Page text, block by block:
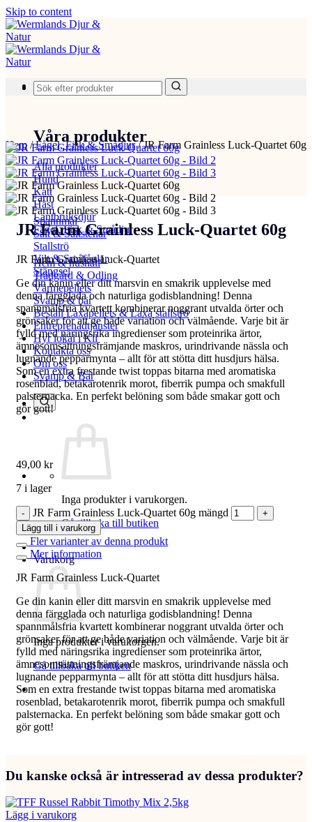
Skip to content
Produkter
Våra produkter
Alla produkter
Hund
Katt
Häst
Lantbruksdjur
Fågel, Fisk & Smådjur
Spannmål
Salt & Saltstenar
Stallströ
Vilt & Småfåglar
Stängsel
Hem & hushåll
Trädgård & Odling
Värmepellets
Svamp & bär
Beställ Laxåpellets & Laxå stallströ
Entreprenadtjänster
Hyr lokal i Kil
Kontakta oss
Om oss
Svamp & Bär
Inga produkter i varukorgen.
Gå tillbaka till butiken
Varukorg
Inga produkter i varukorgen.
Gå tillbaka till butiken
Hem /Fågel, Fisk & Smådjur/JR Farm Grainless Luck-Quartet 60g
JR Farm Grainless Luck-Quartet 60g
JR Farm Grainless Luck-Quartet
Ge din kanin eller ditt marsvin en smakrik upplevelse med
denna färgglada och naturliga godisblandning! Denna
spannmålsfria kvartett kombinerar noggrant utvalda örter och
grönsaker för att ge både variation och välmående. Varje bit är
fylld med näringsrika ingredienser som proteinrika ärtor,
ämnesomsättningsfrämjande maskros, urindrivande nässla och
lugnande pepparmynta – allt för att stötta ditt husdjurs hälsa.
Som en extra frestande twist toppas bitarna med aromatiska
rosenblad, betakarotenrik morot, fiberrik pumpa och smakfull
palsternacka. En perfekt belöning som både smakar gott och
gör gott!
49,00 kr
7 i lager
JR Farm Grainless Luck-Quartet 60g mängd
Lägg till i varukorg
Fler varianter av denna produkt
Mer information
JR Farm Grainless Luck-Quartet
Ge din kanin eller ditt marsvin en smakrik upplevelse med
denna färgglada och naturliga godisblandning! Denna
spannmålsfria kvartett kombinerar noggrant utvalda örter och
grönsaker för att ge både variation och välmående. Varje bit är
fylld med näringsrika ingredienser som proteinrika ärtor,
ämnesomsättningsfrämjande maskros, urindrivande nässla och
lugnande pepparmynta – allt för att stötta ditt husdjurs hälsa.
Som en extra frestande twist toppas bitarna med aromatiska
rosenblad, betakarotenrik morot, fiberrik pumpa och smakfull
palsternacka. En perfekt belöning som både smakar gott och
gör gott!
Du kanske också är intresserad av dessa produkter?
Lägg i varukorg